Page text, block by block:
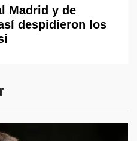
Madrid y de
despidieron los